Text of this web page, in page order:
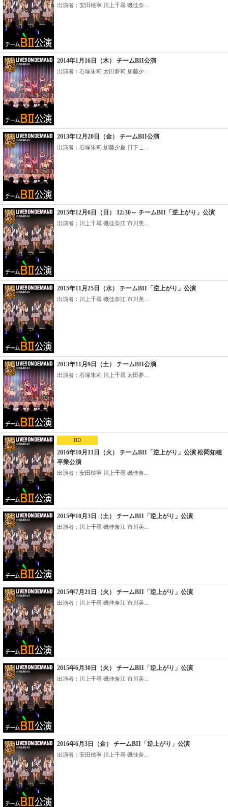
出演者：安田桃寧 川上千尋 磯佳奈...
2014年1月16日（木） チームBII公演
出演者：石塚朱莉 太田夢莉 加藤夕...
2013年12月20日（金） チームBII公演
出演者：石塚朱莉 加藤夕夏 日下こ...
2015年12月6日（日） 12:30～ チームBII「逆上がり」公演
出演者：川上千尋 磯佳奈江 市川美...
2015年11月25日（水） チームBII「逆上がり」公演
出演者：川上千尋 磯佳奈江 市川美...
2013年11月9日（土） チームBII公演
出演者：石塚朱莉 川上千尋 太田夢...
HD
2016年10月11日（火） チームBII「逆上がり」公演 松岡知穂
卒業公演
出演者：安田桃寧 川上千尋 磯佳奈...
2015年10月3日（土） チームBII「逆上がり」公演
出演者：川上千尋 磯佳奈江 市川美...
2015年7月21日（火） チームBII「逆上がり」公演
出演者：川上千尋 磯佳奈江 市川美...
2015年6月30日（火） チームBII「逆上がり」公演
出演者：川上千尋 磯佳奈江 市川美...
2016年6月3日（金） チームBII「逆上がり」公演
出演者：安田桃寧 川上千尋 磯佳奈...